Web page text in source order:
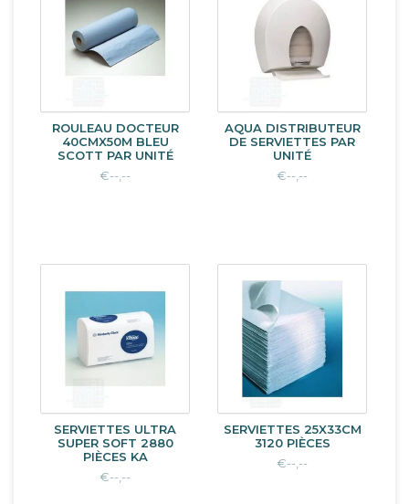
ROULEAU DOCTEUR
40CMX50M BLEU
SCOTT PAR UNITÉ
€--,--
AQUA DISTRIBUTEUR
DE SERVIETTES PAR
UNITÉ
€--,--
SERVIETTES ULTRA
SUPER SOFT 2880
PIÈCES KA
€--,--
SERVIETTES 25X33CM
3120 PIÈCES
€--,--